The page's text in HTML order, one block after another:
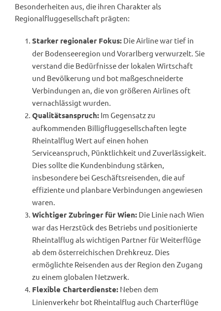
Besonderheiten aus, die ihren Charakter als
Regionalfluggesellschaft prägten:
Starker regionaler Fokus: Die Airline war tief in
der Bodenseeregion und Vorarlberg verwurzelt. Sie
verstand die Bedürfnisse der lokalen Wirtschaft
und Bevölkerung und bot maßgeschneiderte
Verbindungen an, die von größeren Airlines oft
vernachlässigt wurden.
Qualitätsanspruch: Im Gegensatz zu
aufkommenden Billigfluggesellschaften legte
Rheintalflug Wert auf einen hohen
Serviceanspruch, Pünktlichkeit und Zuverlässigkeit.
Dies sollte die Kundenbindung stärken,
insbesondere bei Geschäftsreisenden, die auf
effiziente und planbare Verbindungen angewiesen
waren.
Wichtiger Zubringer für Wien: Die Linie nach Wien
war das Herzstück des Betriebs und positionierte
Rheintalflug als wichtigen Partner für Weiterflüge
ab dem österreichischen Drehkreuz. Dies
ermöglichte Reisenden aus der Region den Zugang
zu einem globalen Netzwerk.
Flexible Charterdienste: Neben dem
Linienverkehr bot Rheintalflug auch Charterflüge